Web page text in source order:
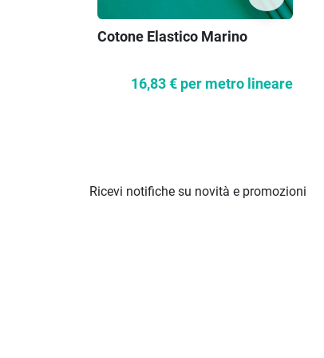
Cotone Elastico Marino
16,83 € per metro lineare
Ricevi notifiche su novità e promozioni